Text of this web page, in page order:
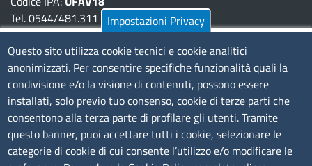
Tel. 0544/481.311 - 0532/783.711
Pec:cciaa@pec.fera.camcom.it
Amministrazione Trasparente
Bandi di gara
Bilanci
Concorsi e selezioni
Procedimenti
Impostazioni Privacy
Questo sito utilizza cookie tecnici e cookie analitici
anonimizzati. Per consentire specifiche funzionalità quali la
condivisione e/o la visione di contenuti, possono essere
installati, solo previo tuo consenso, cookie di terze parti che
consentono alla terza parte di profilare gli utenti. Tramite
questo banner, puoi accettare tutti i cookie, selezionare le
categorie di cookie di cui consente l’utilizzo e/o modificare le